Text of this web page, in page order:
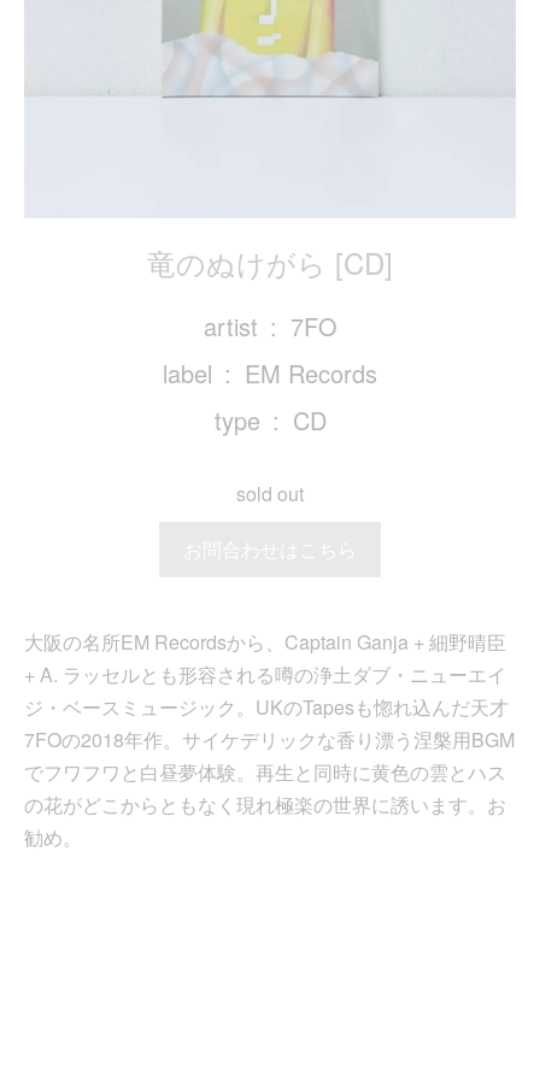
竜のぬけがら [CD]
artist
7FO
label
EM Records
type
CD
sold out
お問合わせはこちら
大阪の名所EM Recordsから、Captain Ganja + 細野晴臣
+ A. ラッセルとも形容される噂の浄土ダブ・ニューエイ
ジ・ベースミュージック。UKのTapesも惚れ込んだ天才
7FOの2018年作。サイケデリックな香り漂う涅槃用BGM
でフワフワと白昼夢体験。再生と同時に黄色の雲とハス
の花がどこからともなく現れ極楽の世界に誘います。お
勧め。